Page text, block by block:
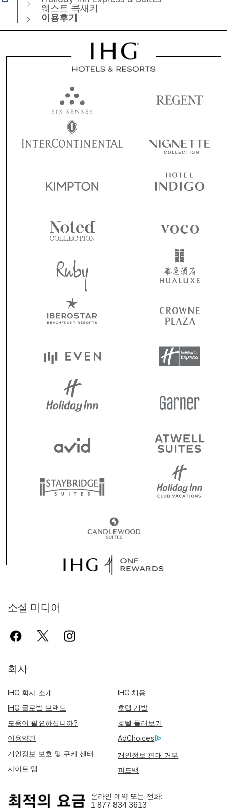
웨스트 콕새키
이용후기
소셜 미디어
회사
IHG 회사 소개
IHG 채용
IHG 글로벌 브랜드
호텔 개발
도움이 필요하십니까?
호텔 둘러보기
이용약관
AdChoices
개인정보 보호 및 쿠키 센터
개인정보 판매 거부
사이트 맵
피드백
온라인 예약 또는 전화:
1 877 834 3613